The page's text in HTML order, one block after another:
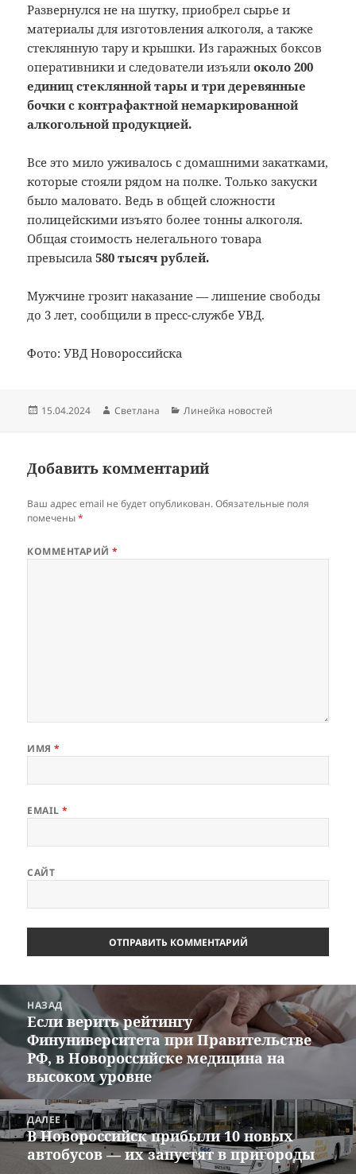
Развернулся не на шутку, приобрел сырье и
материалы для изготовления алкоголя, а также
стеклянную тару и крышки. Из гаражных боксов
оперативники и следователи изъялиоколо 200
единиц стеклянной тары и три деревянные
бочки с контрафактной немаркированной
алкогольной продукцией.
Все это мило уживалось с домашними закатками,
которые стояли рядом на полке. Только закуски
было маловато. Ведь в общей сложности
полицейскими изъято более тонны алкоголя.
Общая стоимость нелегального товара
превысила580 тысяч рублей.
Мужчине грозит наказание — лишение свободы
до 3 лет, сообщили в пресс-службе УВД.
Фото: УВД Новороссийска
Опубликовано
15.04.2024 Автор
Светлана Рубрики
Линейка новостей
Добавить комментарий
Ваш адрес email не будет опубликован. Обязательные поля
помечены*
КОММЕНТАРИЙ*
ИМЯ*
EMAIL*
САЙТ
Навигация
по
записям
НАЗАД
Предыдущая
запись:
Если верить рейтингу
Финуниверситета при Правительстве
РФ, в Новороссийске медицина на
высоком уровне
ДАЛЕЕ
Следующая
запись:
В Новороссийск прибыли 10 новых
автобусов — их запустят в пригороды